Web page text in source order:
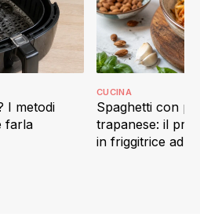
I metodi
farla
Spaghetti con
trapanese: il
in friggitrice ad
CUCINA